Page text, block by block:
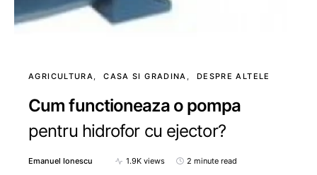
AGRICULTURA CASA SI GRADINA DESPRE ALTELE
Cum functioneaza o pompa
pentru hidrofor cu ejector?
Emanuel Ionescu 1.9K views 2 minute read